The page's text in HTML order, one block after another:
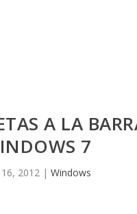
A LA
7
16, 2012 |Windows